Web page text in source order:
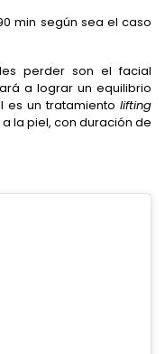
min según sea el caso
perder son el facial
a lograr un equilibrio
es un tratamiento lifting
la piel, con duración de